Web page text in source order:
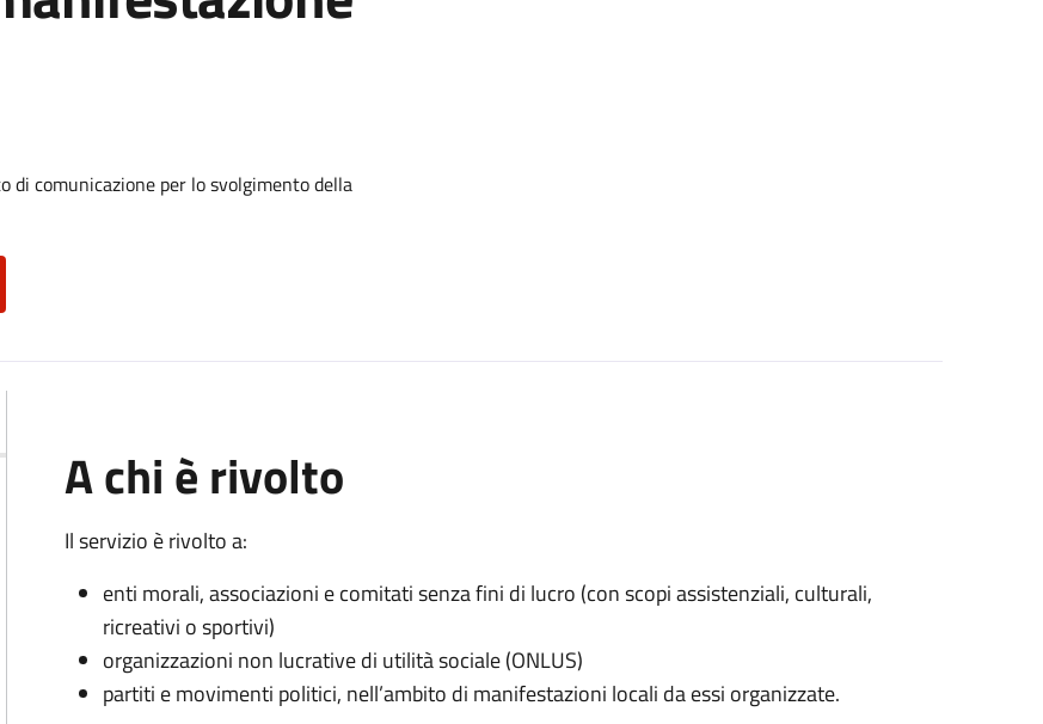
di comunicazione per lo svolgimento della
A chi è rivolto
Il servizio è rivolto a:
enti morali, associazioni e comitati senza fini di lucro (con scopi assistenziali, culturali,
ricreativi o sportivi)
organizzazioni non lucrative di utilità sociale (ONLUS)
partiti e movimenti politici, nell’ambito di manifestazioni locali da essi organizzate.